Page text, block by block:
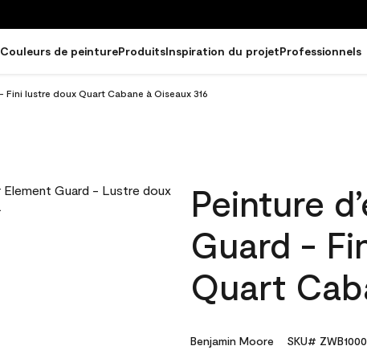
Couleurs de peintureProduitsInspiration du projetProfessionnels
Fini lustre doux Quart Cabane à Oiseaux 316
Peinture
Guard -
Quart
Benjamin Moore SKU#